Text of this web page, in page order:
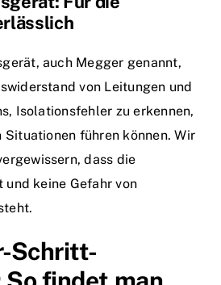
auch Megger genannt,
von Leitungen und
Isolationsfehler zu erkennen,
führen können. Wir
dass die
keine Gefahr von
Schritt-